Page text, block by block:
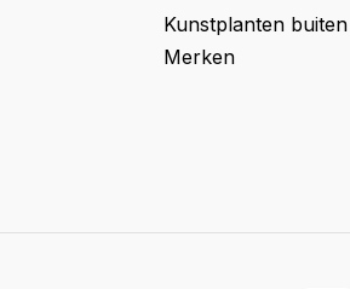
Kunstplanten buiten
Merken